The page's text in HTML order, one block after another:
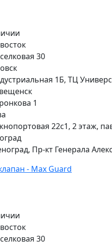
30
1Б, ТЦ
1
22с1, 2 этаж,
Пр-кт Генерала
- Max Guard
30